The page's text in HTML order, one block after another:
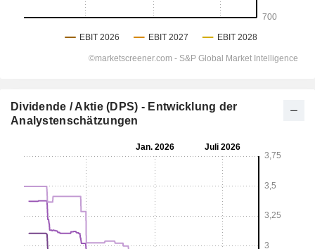
Dividende / Aktie (DPS) - Entwicklung der
Analystenschätzungen